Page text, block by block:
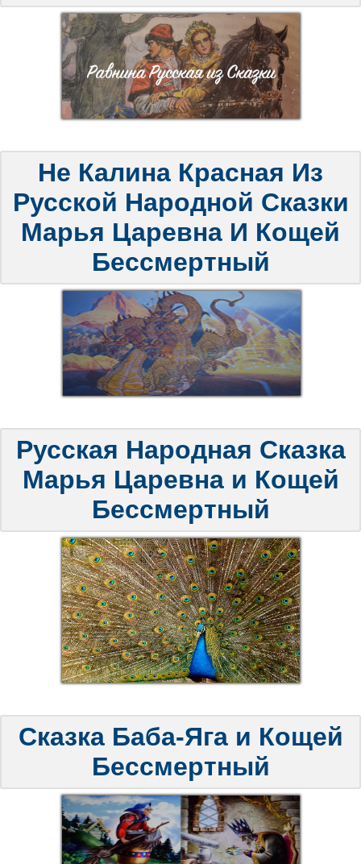
Не Калина Красная Из
Русской Народной Сказки
Марья Царевна И Кощей
Бессмертный
Русская Народная Сказка
Марья Царевна и Кощей
Бессмертный
Сказка Баба-Яга и Кощей
Бессмертный